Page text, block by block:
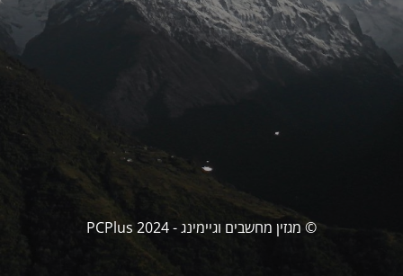
© מגזין מחשבים וגיימינג - PCPlus 2024